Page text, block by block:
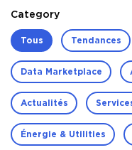
Category
Tous Tendances
Data Marketplace
Actualités
Énergie & Utilities